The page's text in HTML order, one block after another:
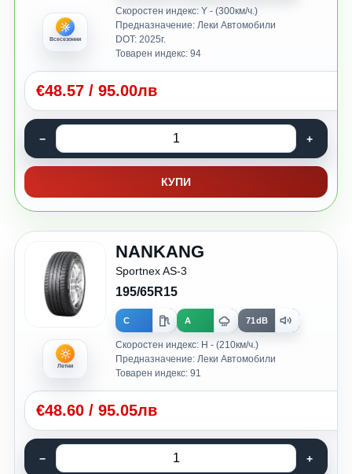
Всесезонни
Скоростен индекс: Y - (300км/ч.)
Предназначение: Леки Автомобили
DOT: 2025г.
Товарен индекс: 94
€48.57 / 95.00лв
КУПИ
Летни
NANKANG
Sportnex AS-3
195/65R15
C A 71dB
Скоростен индекс: H - (210км/ч.)
Предназначение: Леки Автомобили
Товарен индекс: 91
€48.60 / 95.05лв